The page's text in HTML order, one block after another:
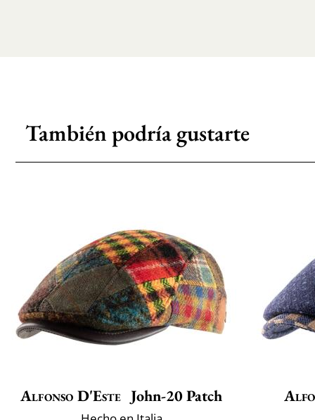
También podría gustarte
Alfonso D'Este John-20 Patch